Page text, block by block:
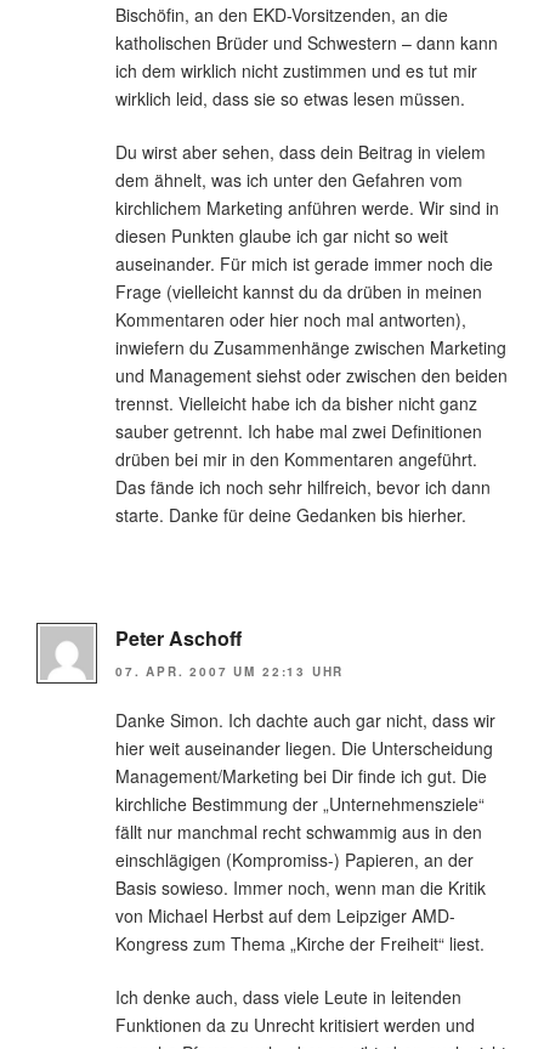
Bischöfin, an den EKD-Vorsitzenden, an die
katholischen Brüder und Schwestern – dann kann
ich dem wirklich nicht zustimmen und es tut mir
wirklich leid, dass sie so etwas lesen müssen.
Du wirst aber sehen, dass dein Beitrag in vielem
dem ähnelt, was ich unter den Gefahren vom
kirchlichem Marketing anführen werde. Wir sind in
diesen Punkten glaube ich gar nicht so weit
auseinander. Für mich ist gerade immer noch die
Frage (vielleicht kannst du da drüben in meinen
Kommentaren oder hier noch mal antworten),
inwiefern du Zusammenhänge zwischen Marketing
und Management siehst oder zwischen den beiden
trennst. Vielleicht habe ich da bisher nicht ganz
sauber getrennt. Ich habe mal zwei Definitionen
drüben bei mir in den Kommentaren angeführt.
Das fände ich noch sehr hilfreich, bevor ich dann
starte. Danke für deine Gedanken bis hierher.
Peter Aschoff
07. APR. 2007 UM 22:13 UHR
Danke Simon. Ich dachte auch gar nicht, dass wir
hier weit auseinander liegen. Die Unterscheidung
Management/Marketing bei Dir finde ich gut. Die
kirchliche Bestimmung der „Unternehmensziele“
fällt nur manchmal recht schwammig aus in den
einschlägigen (Kompromiss-) Papieren, an der
Basis sowieso. Immer noch, wenn man die Kritik
von Michael Herbst auf dem Leipziger AMD-
Kongress zum Thema „Kirche der Freiheit“ liest.
Ich denke auch, dass viele Leute in leitenden
Funktionen da zu Unrecht kritisiert werden und